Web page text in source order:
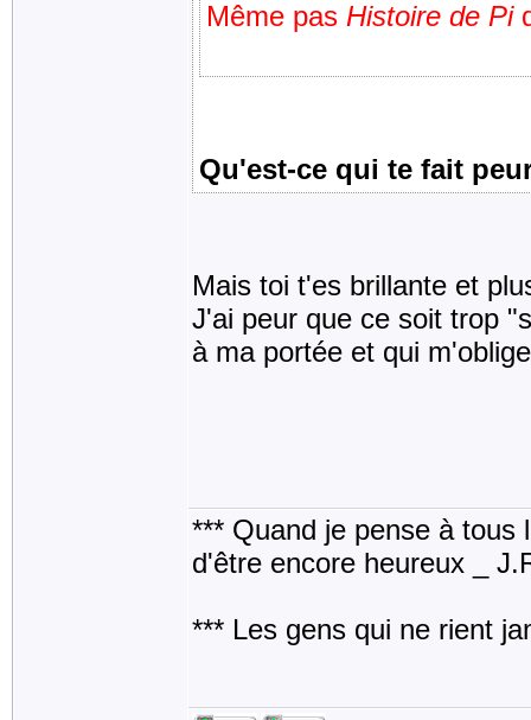
Même pas Histoire de Pi
Qu'est-ce qui te fait
Mais toi t'es brillante et
J'ai peur que ce soit trop
à ma portée et qui
*** Quand je pense à tous
d'être encore heureux _
*** Les gens qui ne rient